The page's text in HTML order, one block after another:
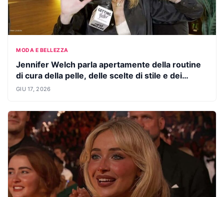
MODA E BELLEZZA
Jennifer Welch parla apertamente della routine
di cura della pelle, delle scelte di stile e dei
rimpianti di bellezza
GIU 17, 2026